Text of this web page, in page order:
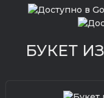
БУКЕТ